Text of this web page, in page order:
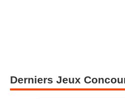
Derniers Jeux